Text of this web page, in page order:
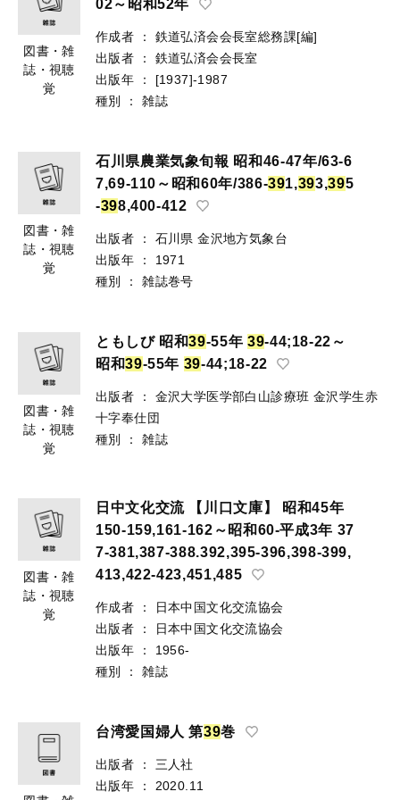
図書・雑
誌・視聴
覚
02～昭和52年
作成者 ：
鉄道弘済会会長室総務課[編]
出版者
：
鉄道弘済会会長室
出版年
：
[1937]-1987
種別
： 雑誌
図書・雑
誌・視聴
覚
石川県農業気象旬報 昭和46-47年/63-6
7,69-110～昭和60年/386-391,393,395
-398,400-412
出版者 ：
石川県 金沢地方気象台
出版年
：
1971
種別
： 雑誌巻号
図書・雑
誌・視聴
覚
ともしび 昭和39-55年 39-44;18-22～
昭和39-55年 39-44;18-22
出版者 ： 金沢大学医学部白山診療班 金沢学生赤
十字奉仕団
種別
： 雑誌
図書・雑
誌・視聴
覚
日中文化交流 【川口文庫】 昭和45年
150-159,161-162～昭和60-平成3年 37
7-381,387-388.392,395-396,398-399,
413,422-423,451,485
作成者 ：
日本中国文化交流協会
出版者
：
日本中国文化交流協会
出版年
：
1956-
種別
： 雑誌
台湾愛国婦人 第39巻
出版者 ：
三人社
出版年
：
2020.11